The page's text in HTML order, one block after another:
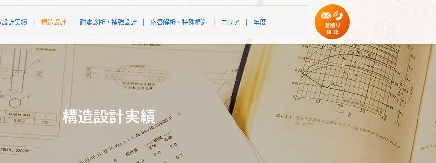
設計実績 | 構造設計 | 耐震診断・補強設計 | 応答解析・特殊構造 | エリア | 年度
構造設計実績